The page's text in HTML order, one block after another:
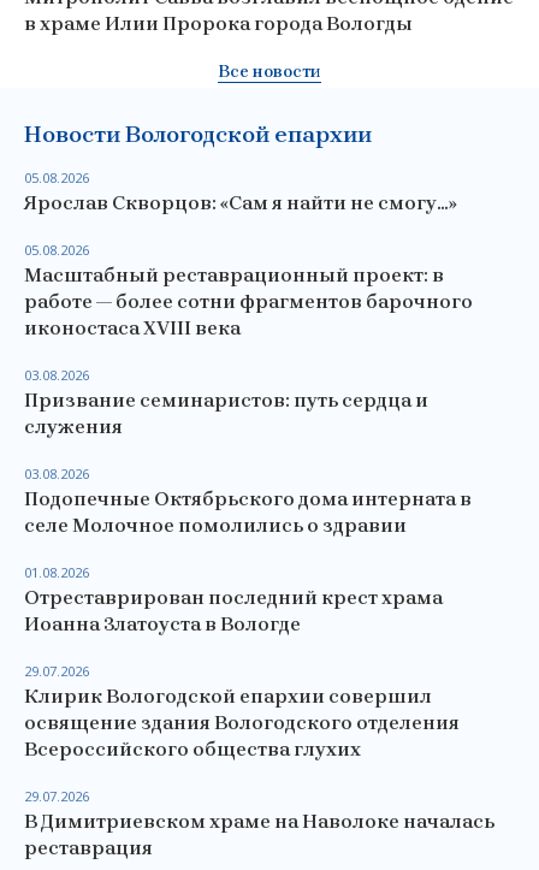
в храме Илии Пророка города Вологды
Все новости
Новости Вологодской епархии
Ярослав Скворцов: «Сам я найти не смогу…»
05.08.2026
Масштабный реставрационный проект: в
работе — более сотни фрагментов барочного
иконостаса XVIII века
05.08.2026
Призвание семинаристов: путь сердца и
служения
03.08.2026
Подопечные Октябрьского дома интерната в
селе Молочное помолились о здравии
03.08.2026
Отреставрирован последний крест храма
Иоанна Златоуста в Вологде
01.08.2026
Клирик Вологодской епархии совершил
освящение здания Вологодского отделения
Всероссийского общества глухих
29.07.2026
В Димитриевском храме на Наволоке началась
реставрация
29.07.2026